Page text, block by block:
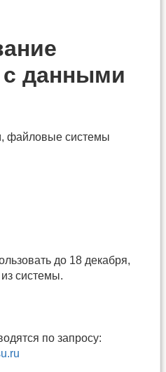
с данными
файловые системы
до 18 декабря,
системы.
по запросу: